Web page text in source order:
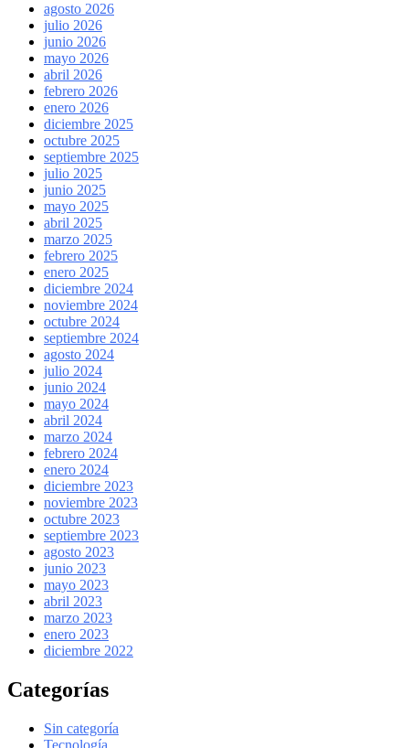
agosto 2026
julio 2026
junio 2026
mayo 2026
abril 2026
febrero 2026
enero 2026
diciembre 2025
octubre 2025
septiembre 2025
julio 2025
junio 2025
mayo 2025
abril 2025
marzo 2025
febrero 2025
enero 2025
diciembre 2024
noviembre 2024
octubre 2024
septiembre 2024
agosto 2024
julio 2024
junio 2024
mayo 2024
abril 2024
marzo 2024
febrero 2024
enero 2024
diciembre 2023
noviembre 2023
octubre 2023
septiembre 2023
agosto 2023
junio 2023
mayo 2023
abril 2023
marzo 2023
enero 2023
diciembre 2022
Categorías
Sin categoría
Tecnología